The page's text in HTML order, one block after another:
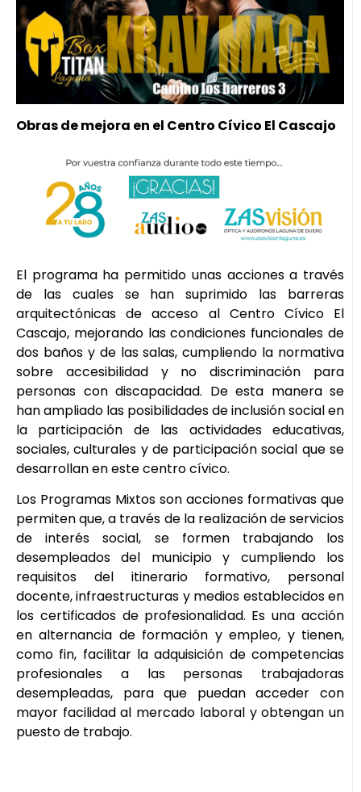
Obras de mejora en el Centro Cívico El Cascajo
El programa ha permitido unas acciones a través
de las cuales se han suprimido las barreras
arquitectónicas de acceso al Centro Cívico El
Cascajo, mejorando las condiciones funcionales de
dos baños y de las salas, cumpliendo la normativa
sobre accesibilidad y no discriminación para
personas con discapacidad. De esta manera se
han ampliado las posibilidades de inclusión social en
la participación de las actividades educativas,
sociales, culturales y de participación social que se
desarrollan en este centro cívico.
Los Programas Mixtos son acciones formativas que
permiten que, a través de la realización de servicios
de interés social, se formen trabajando los
desempleados del municipio y cumpliendo los
requisitos del itinerario formativo, personal
docente, infraestructuras y medios establecidos en
los certificados de profesionalidad. Es una acción
en alternancia de formación y empleo, y tienen,
como fin, facilitar la adquisición de competencias
profesionales a las personas trabajadoras
desempleadas, para que puedan acceder con
mayor facilidad al mercado laboral y obtengan un
puesto de trabajo.